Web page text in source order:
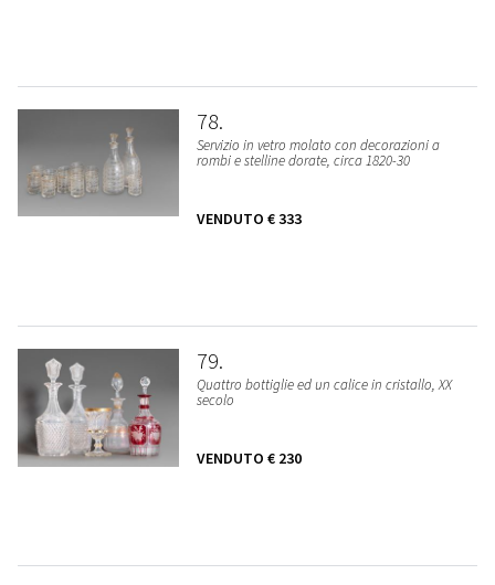
78
Servizio in vetro molato con decorazioni a
rombi e stelline dorate, circa 1820-30
VENDUTO € 333
79
Quattro bottiglie ed un calice in cristallo, XX
secolo
VENDUTO € 230